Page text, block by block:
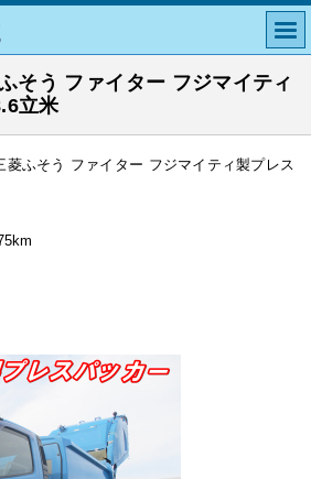
そう ファイター フジマイティ
立米
ふそう ファイター フジマイティ製プレス